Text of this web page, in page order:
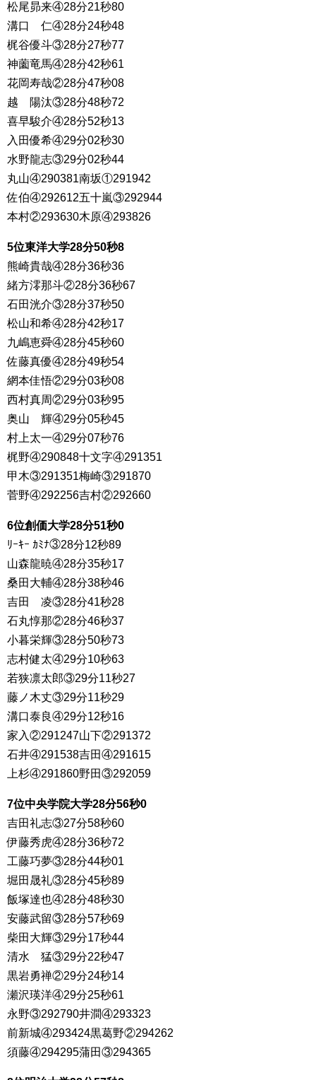
松尾昴来④28分21秒80
溝口 仁④28分24秒48
梶谷優斗③28分27秒77
神薗竜馬④28分42秒61
花岡寿哉②28分47秒08
越 陽汰③28分48秒72
喜早駿介④28分52秒13
入田優希④29分02秒30
水野龍志③29分02秒44
丸山④290381南坂①291942
佐伯④292612五十嵐③292944
本村②293630木原④293826
5位東洋大学28分50秒8
熊崎貴哉④28分36秒36
緒方澪那斗②28分36秒67
石田洸介③28分37秒50
松山和希④28分42秒17
九嶋恵舜④28分45秒60
佐藤真優④28分49秒54
網本佳悟②29分03秒08
西村真周②29分03秒95
奥山 輝④29分05秒45
村上太一④29分07秒76
梶野④290848十文字④291351
甲木③291351梅崎③291870
菅野④292256吉村②292660
6位創価大学28分51秒0
ﾘｰｷｰ ｶﾐﾅ③28分12秒89
山森龍暁④28分35秒17
桑田大輔④28分38秒46
吉田 凌③28分41秒28
石丸惇那②28分46秒37
小暮栄輝③28分50秒73
志村健太④29分10秒63
若狭凛太郎③29分11秒27
藤ノ木丈③29分11秒29
溝口泰良④29分12秒16
家入②291247山下②291372
石井④291538吉田④291615
上杉④291860野田③292059
7位中央学院大学28分56秒0
吉田礼志③27分58秒60
伊藤秀虎④28分36秒72
工藤巧夢③28分44秒01
堀田晟礼③28分45秒89
飯塚達也④28分48秒30
安藤武留③28分57秒69
柴田大輝③29分17秒44
清水 猛③29分22秒47
黒岩勇禅②29分24秒14
瀬沢瑛洋④29分25秒61
永野③292790井澗④293323
前新城④293424黒葛野②294262
須藤④294295蒲田③294365